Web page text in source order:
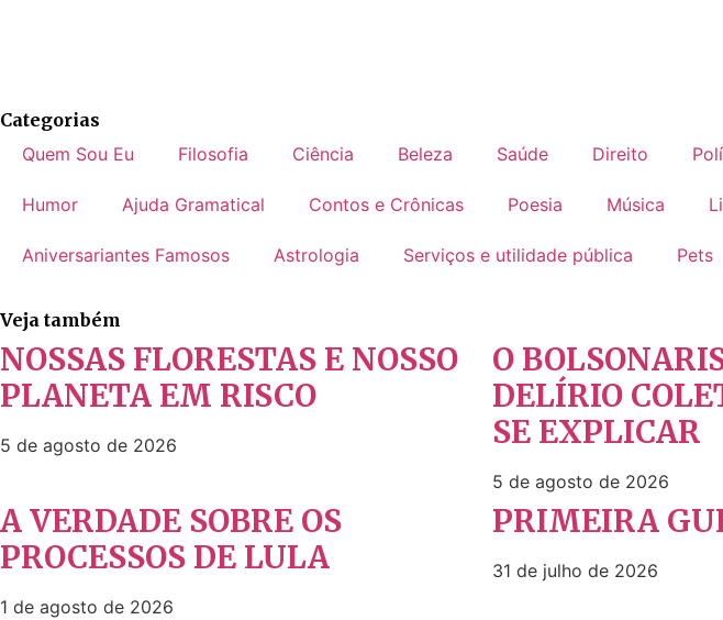
Categorias
Quem Sou Eu
Filosofia Ciência Beleza Saúde Direito
Humor Ajuda Gramatical Contos e Crônicas Poesia Música
Aniversariantes Famosos Astrologia Serviços e utilidade pública Pets
Veja também
NOSSAS FLORESTAS E NOSSO
PLANETA EM RISCO
5 de agosto de 2026
O
DELÍRIO
SE EXPLICAR
5 de agosto de 2026
A VERDADE SOBRE OS
PROCESSOS DE LULA
1 de agosto de 2026
PRIMEIRA
31 de julho de 2026